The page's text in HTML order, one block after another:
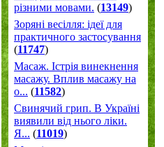
різними мовами. (13149)
Зоряні весілля: ідеї для
практичного застосування
(11747)
Масаж. Істрія винекнення
масажу. Вплив масажу на
о... (11582)
Свинячий грип. В Україні
виявили від нього ліки.
Я... (11019)